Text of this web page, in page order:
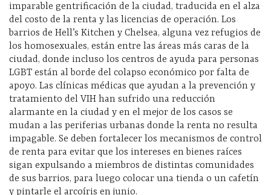
imparable gentrificación de la ciudad, traducida en el alza
del costo de la renta y las licencias de operación. Los
barrios de Hell’s Kitchen y Chelsea, alguna vez refugios de
los homosexuales, están entre las áreas más caras de la
ciudad, donde incluso los centros de ayuda para personas
LGBT están al borde del colapso económico por falta de
apoyo. Las clínicas médicas que ayudan a la prevención y
tratamiento del VIH han sufrido una reducción
alarmante en la ciudad y en el mejor de los casos se
mudan a las periferias urbanas donde la renta no resulta
impagable. Se deben fortalecer los mecanismos de control
de renta para evitar que los intereses en bienes raíces
sigan expulsando a miembros de distintas comunidades
de sus barrios, para luego colocar una tienda o un cafetín
y pintarle el arcoíris en junio.